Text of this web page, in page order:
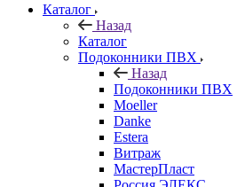
Каталог
Назад
Каталог
Подоконники ПВХ
Назад
Подоконники ПВХ
Moeller
Danke
Estera
Витраж
МастерПласт